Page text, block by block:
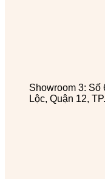
Showroom 3:
Lộc, Quận 12,